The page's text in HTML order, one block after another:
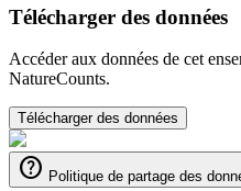
Télécharger des données
Accéder aux données de cet
NatureCounts.
Télécharger des données
help Politique de partage des